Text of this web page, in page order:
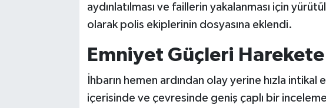
aydınlatılması ve faillerin yakalanması için
olarak polis ekiplerinin dosyasına eklendi.
Emniyet Güçleri
İhbarın hemen ardından olay yerine hızla
içerisinde ve çevresinde geniş çaplı bir